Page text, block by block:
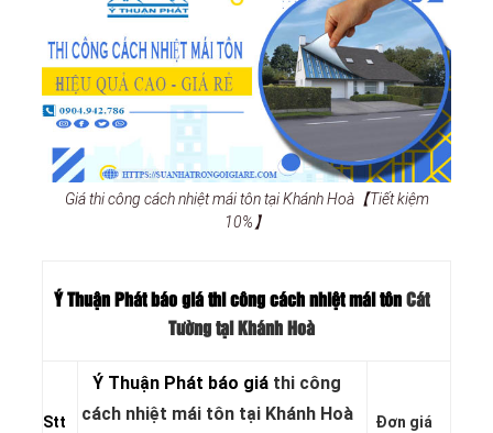
Giá thi công cách nhiệt mái tôn tại Khánh Hoà【Tiết kiệm
10%】
Ý Thuận Phát báo giá thi công cách nhiệt mái tônCát
Tường tại Khánh Hoà
Stt
Ý Thuận Phát báo giá thi công
cách nhiệt mái tôn tại Khánh Hoà
Đơn giá